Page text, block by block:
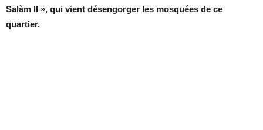
Salàm II », qui vient désengorger les mosquées de ce
quartier.